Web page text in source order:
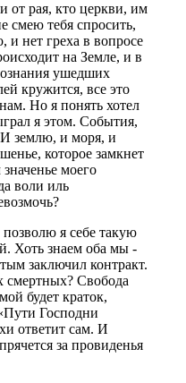
от рая, кто церкви, им
смею тебя спросить,
и нет греха в вопросе
на Земле, и в
ушедших
кружится, все это
Но я понять хотел
я этом. События,
И землю, и моря, и
которое замкнет
моего
воли иль
я себе такую
Хоть знаем оба мы -
заключил контракт.
смертных? Свобода
будет краток,
Господни
ответит сам. И
за провиденья